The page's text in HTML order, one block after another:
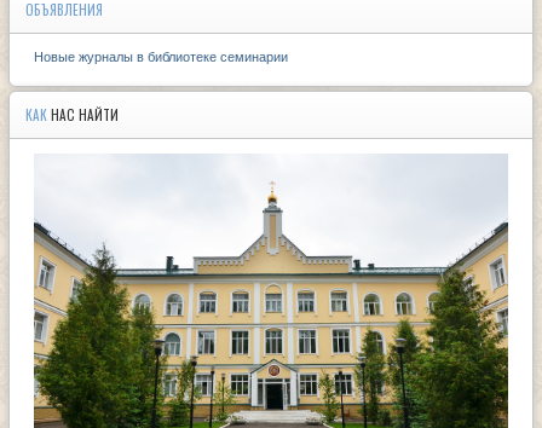
ОБЪЯВЛЕНИЯ
Новые журналы в библиотеке семинарии
КАКНАС НАЙТИ